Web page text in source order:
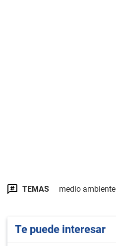
TEMAS medio ambiente
Te puede interesar